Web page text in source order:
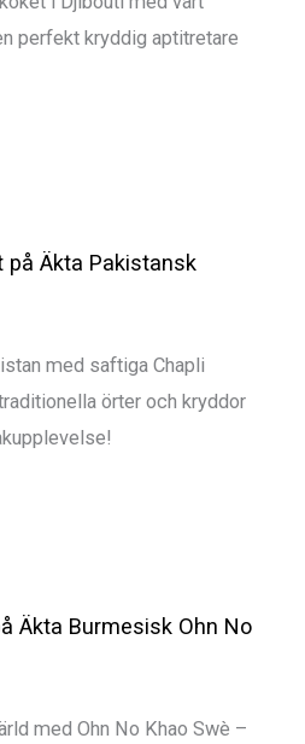
perfekt kryddig aptitretare
på Äkta Pakistansk
med saftiga Chapli
örter och kryddor
Äkta Burmesisk Ohn No
med Ohn No Khao Swè –